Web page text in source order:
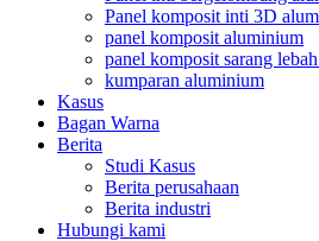
Panel komposit inti 3D
panel komposit aluminium
panel komposit sarang
kumparan aluminium
Kasus
Bagan Warna
Berita
Studi Kasus
Berita perusahaan
Berita industri
Hubungi kami